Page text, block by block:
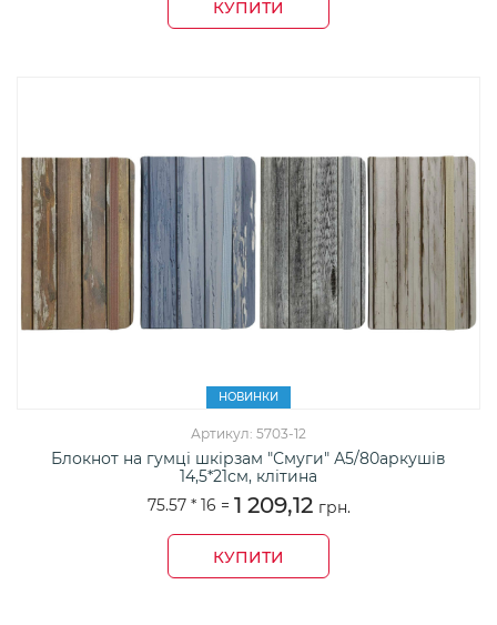
КУПИТИ
НОВИНКИ
Артикул: 5703-12
Блокнот на гумці шкірзам "Смуги" А5/80аркушів
14,5*21см, клітина
75.57 * 16 = 1 209,12 грн.
КУПИТИ